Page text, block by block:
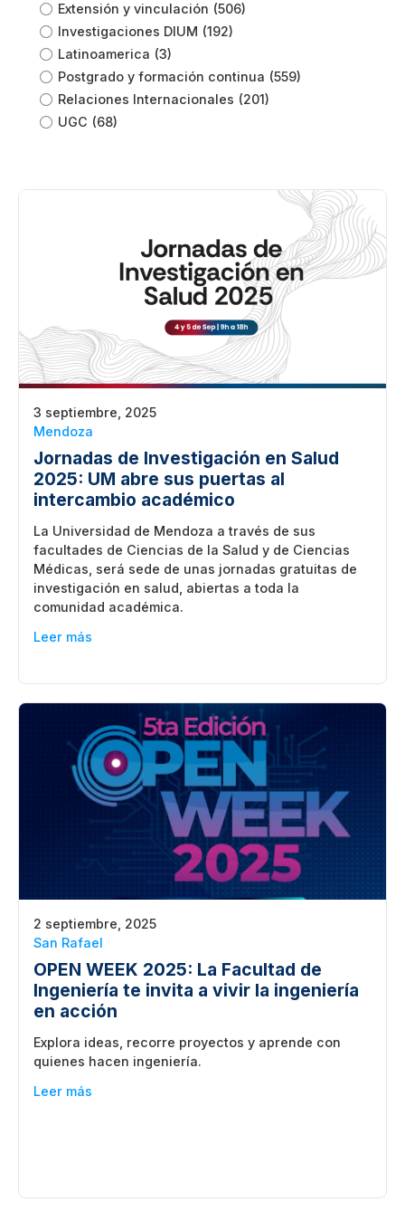
Extensión y vinculación (506)
Investigaciones DIUM (192)
Latinoamerica (3)
Postgrado y formación continua (559)
Relaciones Internacionales (201)
UGC (68)
3 septiembre, 2025
Mendoza
Jornadas de Investigación en Salud
2025: UM abre sus puertas al
intercambio académico
La Universidad de Mendoza a través de sus
facultades de Ciencias de la Salud y de Ciencias
Médicas, será sede de unas jornadas gratuitas de
investigación en salud, abiertas a toda la
comunidad académica.
Leer más
2 septiembre, 2025
San Rafael
OPEN WEEK 2025: La Facultad de
Ingeniería te invita a vivir la ingeniería
en acción
Explora ideas, recorre proyectos y aprende con
quienes hacen ingeniería.
Leer más